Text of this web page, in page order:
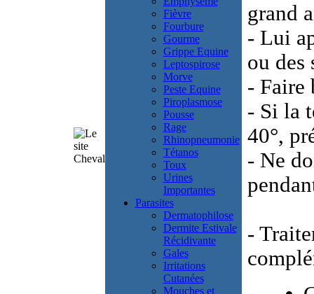
Fièvre
Fourbure
Gourme
Grippe Equine
Leptospirose
Morve
Peste Equine
Piroplasmose
Pousse
Rage
Rhinopneumonie
Tétanos
Toux
Urines
Importantes
Parasites
Dermatophilose
Dermite Estivale
Récidivante
Gales
Irritations
Cutanées
Mouches et
grand
- Lui
ou des
- Faire
- Si la
40°,
- Ne
-